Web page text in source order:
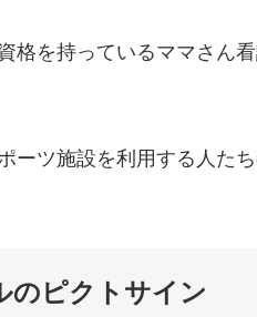
格を持っているママさん
ーツ施設を利用する人た
のピクトサイン